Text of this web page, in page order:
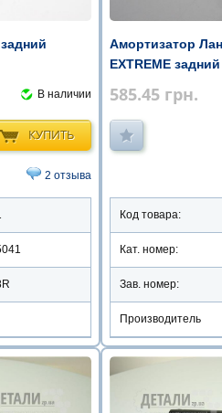
В наличии
КУПИТЬ
2 отзыва
Амортизатор
EXTREME
585.45 грн.
Код товара:
Кат. номер:
Зав. номер:
Производитель